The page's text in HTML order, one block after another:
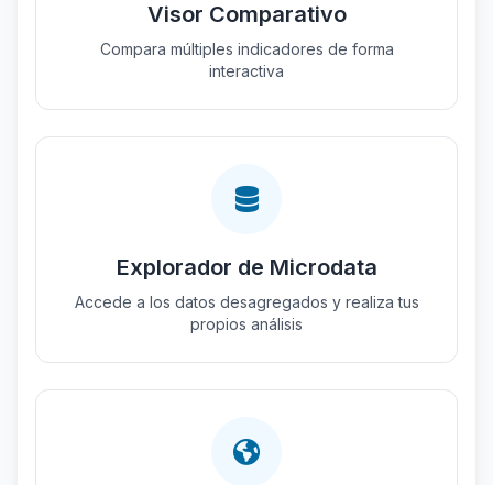
Visor Comparativo
Compara múltiples indicadores de forma
interactiva
Explorador de Microdata
Accede a los datos desagregados y realiza tus
propios análisis